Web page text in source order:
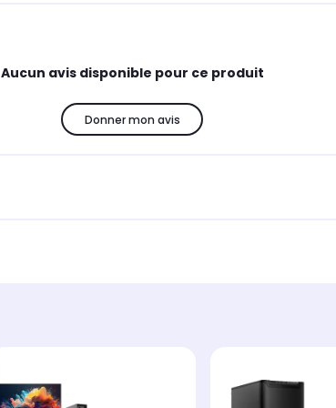
Aucun avis disponible pour ce produit
Donner mon avis